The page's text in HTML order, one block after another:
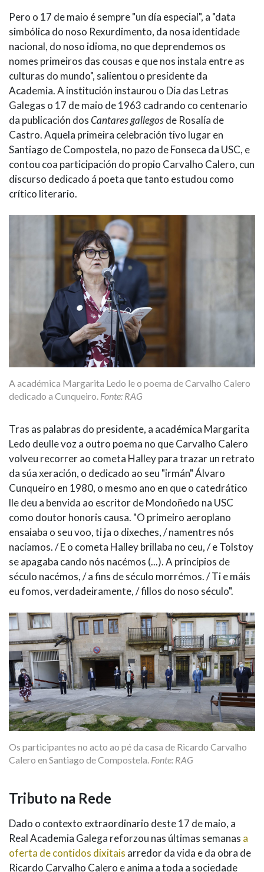
Pero o 17 de maio é sempre "un día especial", a "data
simbólica do noso Rexurdimento, da nosa identidade
nacional, do noso idioma, no que deprendemos os
nomes primeiros das cousas e que nos instala entre as
culturas do mundo", salientou o presidente da
Academia. A institución instaurou o Día das Letras
Galegas o 17 de maio de 1963 cadrando co centenario
da publicación dosCantares gallegosde Rosalía de
Castro. Aquela primeira celebración tivo lugar en
Santiago de Compostela, no pazo de Fonseca da USC, e
contou coa participación do propio Carvalho Calero, cun
discurso dedicado á poeta que tanto estudou como
crítico literario.
A académica Margarita Ledo le o poema de Carvalho Calero
dedicado a Cunqueiro. Fonte: RAG
Tras as palabras do presidente, a académica Margarita
Ledo deulle voz a outro poema no que Carvalho Calero
volveu recorrer ao cometa Halley para trazar un retrato
da súa xeración, o dedicado ao seu "irmán" Álvaro
Cunqueiro en 1980, o mesmo ano en que o catedrático
lle deu a benvida ao escritor de Mondoñedo na USC
como doutor honoris causa. "O primeiro aeroplano
ensaiaba o seu voo, ti ja o dixeches, / namentres nós
nacíamos. / E o cometa Halley brillaba no ceu, / e Tolstoy
se apagaba cando nós nacémos (...). A princípios de
século nacémos, / a fins de século morrémos. / Ti e máis
eu fomos, verdadeiramente, / fillos do noso século".
Os participantes no acto ao pé da casa de Ricardo Carvalho
Calero en Santiago de Compostela. Fonte: RAG
Tributo na Rede
Dado o contexto extraordinario deste 17 de maio, a
Real Academia Galega reforzou nas últimas semanas a
oferta de contidos dixitais arredor da vida e da obra de
Ricardo Carvalho Calero e anima a toda a sociedade